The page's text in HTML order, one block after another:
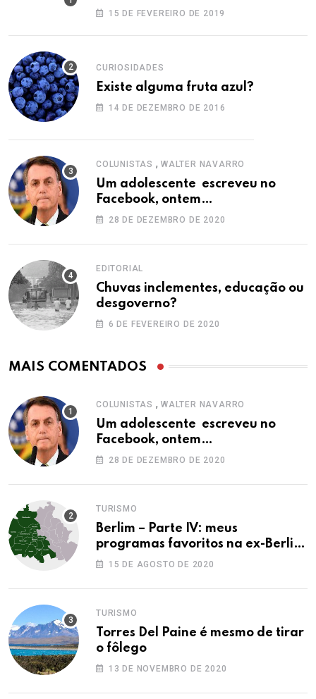
15 DE FEVEREIRO DE 2019
CURIOSIDADES
Existe alguma fruta azul?
14 DE DEZEMBRO DE 2016
COLUNISTAS , WALTER NAVARRO
Um adolescente escreveu no
Facebook, ontem…
28 DE DEZEMBRO DE 2020
EDITORIAL
Chuvas inclementes, educação ou
desgoverno?
6 DE FEVEREIRO DE 2020
MAIS COMENTADOS
COLUNISTAS , WALTER NAVARRO
Um adolescente escreveu no
Facebook, ontem…
28 DE DEZEMBRO DE 2020
TURISMO
Berlim – Parte IV: meus
programas favoritos na ex-Berlim
Ocidental
15 DE AGOSTO DE 2020
TURISMO
Torres Del Paine é mesmo de tirar
o fôlego
13 DE NOVEMBRO DE 2020